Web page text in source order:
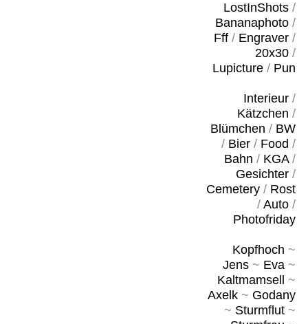
LostInShots/
Bananaphoto/
Fff/ Engraver/
20x30/
Lupicture/ Pun
Interieur/
Kätzchen /
Blümchen / BW
/ Bier/ Food /
Bahn / KGA/
Gesichter/
Cemetery/ Rost
/ Auto/
Photofriday
Kopfhoch ~
Jens~ Eva~
Kaltmamsell
~
Axelk~ Godany
~ Sturmflut~